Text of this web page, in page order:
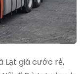
Lạt giá cước rẻ,